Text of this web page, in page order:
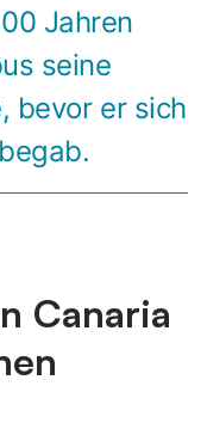
Jahren
seine
bevor er sich
Canaria